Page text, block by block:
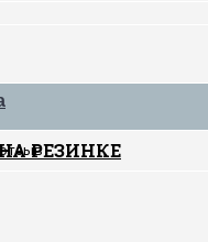
РЕЗИНКЕ
отзыв